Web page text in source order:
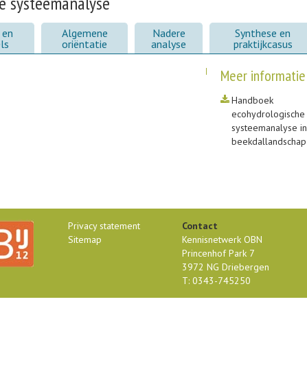
Algemene
oriëntatie
Nadere
analyse
Synthese en
praktijkcasus
Meer informatie
Handboek
ecohydrologische
systeemanalyse in
beekdallandschap
Privacy statement
Sitemap
Contact
Kennisnetwerk OBN
Princenhof Park 7
3972 NG Driebergen
T: 0343-745250